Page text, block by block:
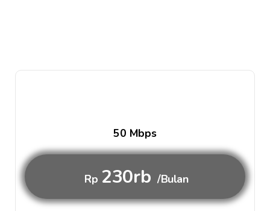
50 Mbps
Rp 230rb /Bulan